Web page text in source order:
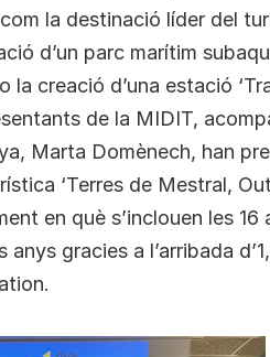
la destinació líder del
d’un parc marítim
la creació d’una estació
de la MIDIT,
Marta Domènech, han
‘Terres de Mestral,
en què s’inclouen les 16
gracies a l’arribada